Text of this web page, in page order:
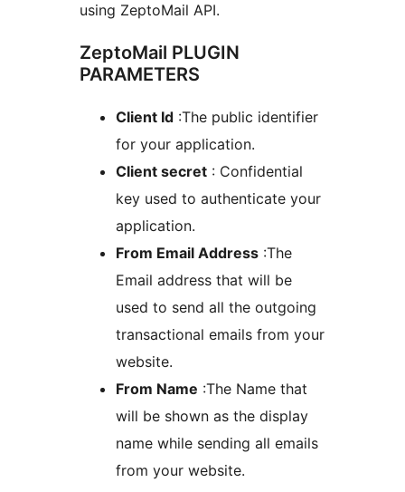
using ZeptoMail API.
ZeptoMail PLUGIN
PARAMETERS
Client Id :The public identifier
for your application.
Client secret : Confidential
key used to authenticate your
application.
From Email Address :The
Email address that will be
used to send all the outgoing
transactional emails from your
website.
From Name :The Name that
will be shown as the display
name while sending all emails
from your website.